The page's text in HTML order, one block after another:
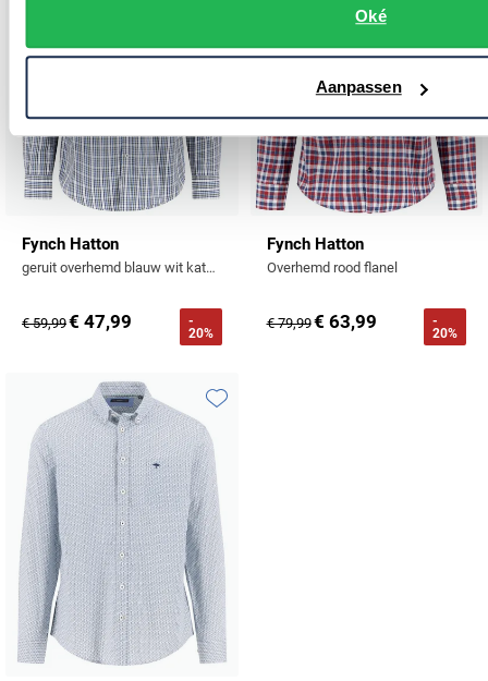
Oké
Aanpassen
Fynch Hatton
geruit overhemd blauw wit katoen borstzak
€ 59,99€ 47,99
-
20%
Fynch Hatton
Overhemd rood flanel
€ 79,99€ 63,99
-
20%
Toevoegen aan favorieten